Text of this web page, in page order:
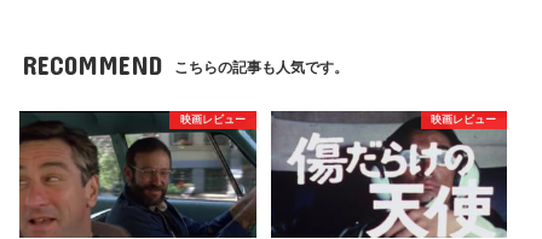
RECOMMEND こちらの記事も人気です。
映画レビュー 映画レビュー